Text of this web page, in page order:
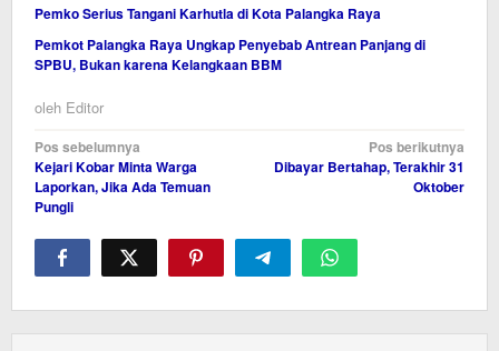
Pemko Serius Tangani Karhutla di Kota Palangka Raya
Pemkot Palangka Raya Ungkap Penyebab Antrean Panjang di
SPBU, Bukan karena Kelangkaan BBM
oleh Editor
Navigasi
pos
Pos sebelumnya
Kejari Kobar Minta Warga
Laporkan, Jika Ada Temuan
Pungli
Pos berikutnya
Dibayar Bertahap, Terakhir 31
Oktober